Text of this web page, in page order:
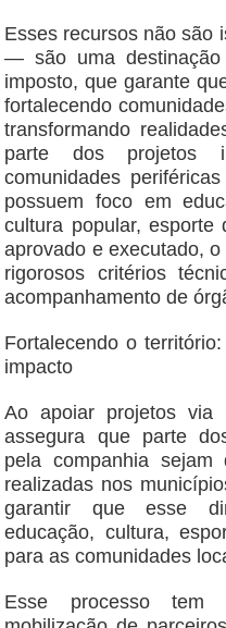
Esses recursos não são
— são uma destinação
imposto, que garante
fortalecendo
transformando
parte dos projetos
comunidades
possuem foco em
cultura popular,
aprovado e executado,
rigorosos critérios
acompanhamento de
Fortalecendo o
impacto
Ao apoiar projetos via
assegura que parte
pela companhia sejam
realizadas nos
garantir que esse
educação, cultura,
para as comunidades
Esse processo tem